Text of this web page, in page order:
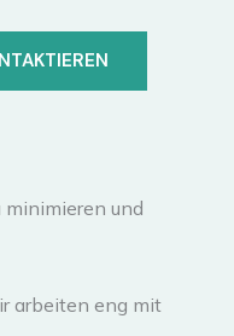
und
arbeiten eng mit